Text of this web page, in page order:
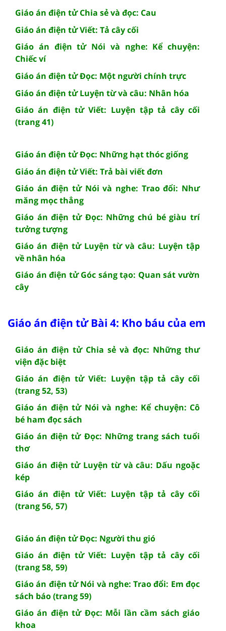
Giáo án điện tử Chia sẻ và đọc: Cau
Giáo án điện tử Viết: Tả cây cối
Giáo án điện tử Nói và nghe: Kể chuyện:
Chiếc ví
Giáo án điện tử Đọc: Một người chính trực
Giáo án điện tử Luyện từ và câu: Nhân hóa
Giáo án điện tử Viết: Luyện tập tả cây cối
(trang 41)
Giáo án điện tử Đọc: Những hạt thóc giống
Giáo án điện tử Viết: Trả bài viết đơn
Giáo án điện tử Nói và nghe: Trao đổi: Như
măng mọc thẳng
Giáo án điện tử Đọc: Những chú bé giàu trí
tưởng tượng
Giáo án điện tử Luyện từ và câu: Luyện tập
về nhân hóa
Giáo án điện tử Góc sáng tạo: Quan sát vườn
cây
Giáo án điện tử Bài 4: Kho báu của em
Giáo án điện tử Chia sẻ và đọc: Những thư
viện đặc biệt
Giáo án điện tử Viết: Luyện tập tả cây cối
(trang 52, 53)
Giáo án điện tử Nói và nghe: Kể chuyện: Cô
bé ham đọc sách
Giáo án điện tử Đọc: Những trang sách tuổi
thơ
Giáo án điện tử Luyện từ và câu: Dấu ngoặc
kép
Giáo án điện tử Viết: Luyện tập tả cây cối
(trang 56, 57)
Giáo án điện tử Đọc: Người thu gió
Giáo án điện tử Viết: Luyện tập tả cây cối
(trang 58, 59)
Giáo án điện tử Nói và nghe: Trao đổi: Em đọc
sách báo (trang 59)
Giáo án điện tử Đọc: Mỗi lần cầm sách giáo
khoa